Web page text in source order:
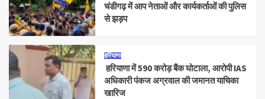
चंडीगढ़ में आप नेताओं और कार्यकर्ताओं की पुलिस
से झड़प
हरियाणा
हरियाणा में 590 करोड़ बैंक घोटाला, आरोपी IAS
अधिकारी पंकज अग्रवाल की जमानत याचिका
खारिज